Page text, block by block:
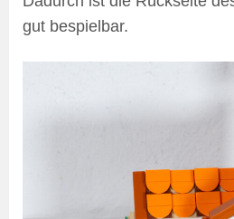
gut bespielbar.